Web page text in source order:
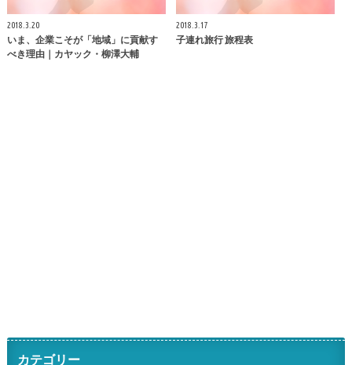
2018.3.20
いま、企業こそが「地域」に貢献す
べき理由｜カヤック・柳澤大輔
2018.3.17
子連れ旅行 旅程表
カテゴリー